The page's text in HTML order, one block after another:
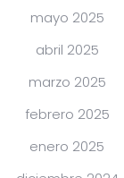
mayo 2025
abril 2025
marzo 2025
febrero 2025
enero 2025